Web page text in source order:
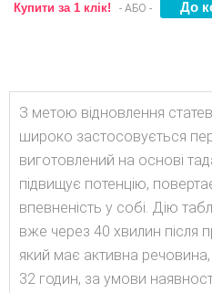
Купити за 1 клік! - АБО -
З метою відновлення
широко застосовується
виготовлений на основі
підвищує потенцію,
впевненість у собі. Дію
вже через 40 хвилин після
який має активна
32 годин, за умови